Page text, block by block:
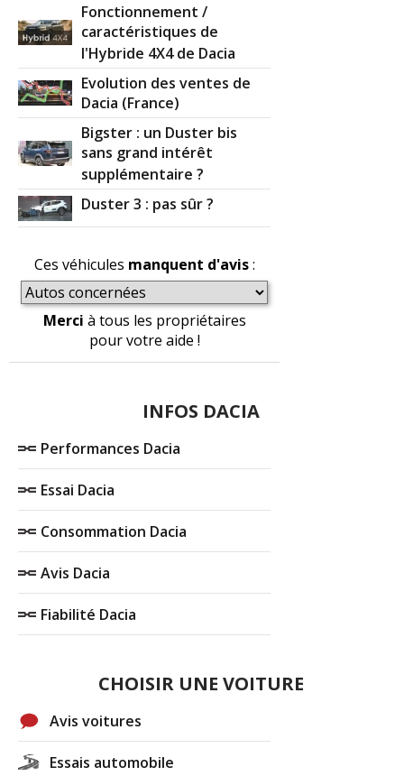
Fonctionnement /
caractéristiques de
l'Hybride 4X4 de Dacia
Evolution des ventes de
Dacia (France)
Bigster : un Duster bis
sans grand intérêt
supplémentaire ?
Duster 3 : pas sûr ?
Ces véhicules manquent d'avis:
Merci à tous les propriétaires
pour votre aide !
INFOS DACIA
Performances Dacia
Essai Dacia
Consommation Dacia
Avis Dacia
Fiabilité Dacia
CHOISIR UNE VOITURE
Avis voitures
Essais automobile